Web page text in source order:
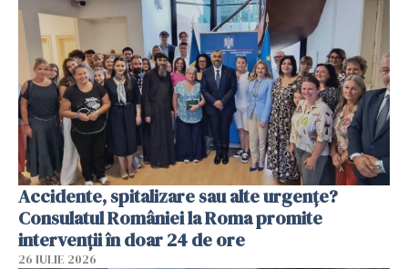
Accidente, spitalizare sau alte urgențe?
Consulatul României la Roma promite
intervenții în doar 24 de ore
26 IULIE 2026